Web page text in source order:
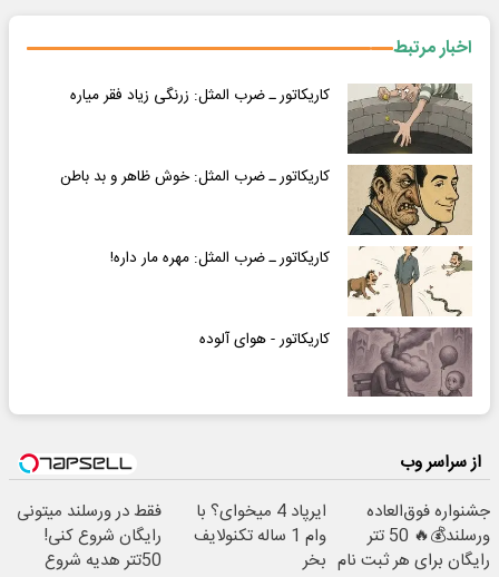
اخبار مرتبط
کاریکاتور ـ ضرب المثل: زرنگی زیاد فقر میاره
کاریکاتور ـ ضرب المثل: خوش ظاهر و بد باطن
کاریکاتور ـ ضرب المثل: مهره مار داره!
کاریکاتور - هوای آلوده
از سراسر وب
جشنواره فوق‌العاده
ورسلند💰🔥 50 تتر
رایگان برای هر ثبت نام
ایرپاد 4 میخوای؟ با
وام 1 ساله تکنولایف
بخر
فقط در ورسلند میتونی
رایگان شروع کنی!
50تتر هدیه شروع